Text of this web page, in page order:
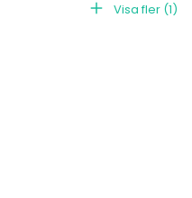
Visa fler (1)